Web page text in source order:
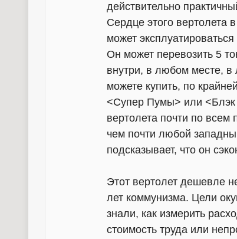
действительно
Сердце этого вертолета
может
Он может перевозить 5
внутри, в любом месте, в
можете купить, по
<Супер Пумы> или <Блэк
вертолета почти по
чем почти любой
подсказывает, что он
Этот вертолет дешевле
лет коммунизма. Цели
знали, как измерить
стоимость труда или